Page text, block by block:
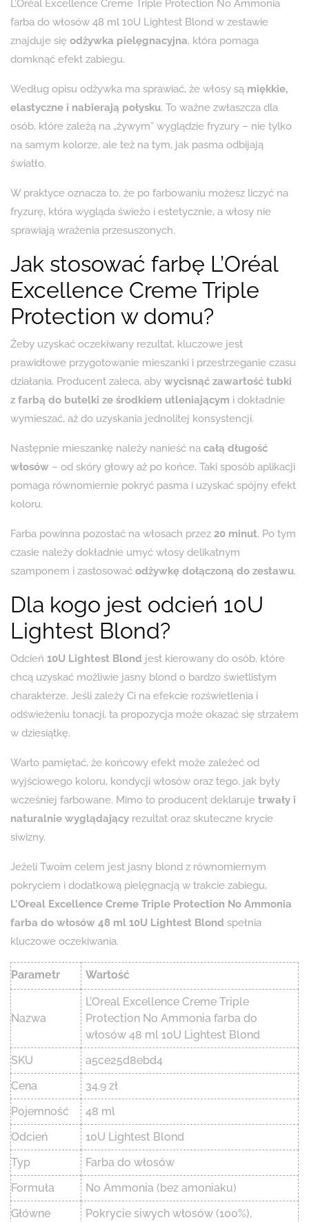
L’Oréal Excellence Creme Triple Protection No Ammonia
farba do włosów 48 ml 10U Lightest Blond w zestawie
znajduje się odżywka pielęgnacyjna, która pomaga
domknąć efekt zabiegu.
Według opisu odżywka ma sprawiać, że włosy są miękkie,
elastyczne i nabierają połysku. To ważne zwłaszcza dla
osób, które zależą na „żywym” wyglądzie fryzury – nie tylko
na samym kolorze, ale też na tym, jak pasma odbijają
światło.
W praktyce oznacza to, że po farbowaniu możesz liczyć na
fryzurę, która wygląda świeżo i estetycznie, a włosy nie
sprawiają wrażenia przesuszonych.
Jak stosować farbę L’Oréal
Excellence Creme Triple
Protection w domu?
Żeby uzyskać oczekiwany rezultat, kluczowe jest
prawidłowe przygotowanie mieszanki i przestrzeganie czasu
działania. Producent zaleca, aby wycisnąć zawartość tubki
z farbą do butelki ze środkiem utleniającym i dokładnie
wymieszać, aż do uzyskania jednolitej konsystencji.
Następnie mieszankę należy nanieść na całą długość
włosów – od skóry głowy aż po końce. Taki sposób aplikacji
pomaga równomiernie pokryć pasma i uzyskać spójny efekt
koloru.
Farba powinna pozostać na włosach przez 20 minut. Po tym
czasie należy dokładnie umyć włosy delikatnym
szamponem i zastosować odżywkę dołączoną do zestawu.
Dla kogo jest odcień 10U
Lightest Blond?
Odcień 10U Lightest Blond jest kierowany do osób, które
chcą uzyskać możliwie jasny blond o bardzo świetlistym
charakterze. Jeśli zależy Ci na efekcie rozświetlenia i
odświeżeniu tonacji, ta propozycja może okazać się strzałem
w dziesiątkę.
Warto pamiętać, że końcowy efekt może zależeć od
wyjściowego koloru, kondycji włosów oraz tego, jak były
wcześniej farbowane. Mimo to producent deklaruje trwały i
naturalnie wyglądający rezultat oraz skuteczne krycie
siwizny.
Jeżeli Twoim celem jest jasny blond z równomiernym
pokryciem i dodatkową pielęgnacją w trakcie zabiegu,
L’Oreal Excellence Creme Triple Protection No Ammonia
farba do włosów 48 ml 10U Lightest Blond spełnia
kluczowe oczekiwania.
Parametr Wartość
Nazwa
L’Oreal Excellence Creme Triple
Protection No Ammonia farba do
włosów 48 ml 10U Lightest Blond
SKU
a5ce25d8ebd4
Cena
34.9 zł
Pojemność
48 ml
Odcień
10U Lightest Blond
Typ
Farba do włosów
Formuła
No Ammonia (bez amoniaku)
Główne
Pokrycie siwych włosów (100%),